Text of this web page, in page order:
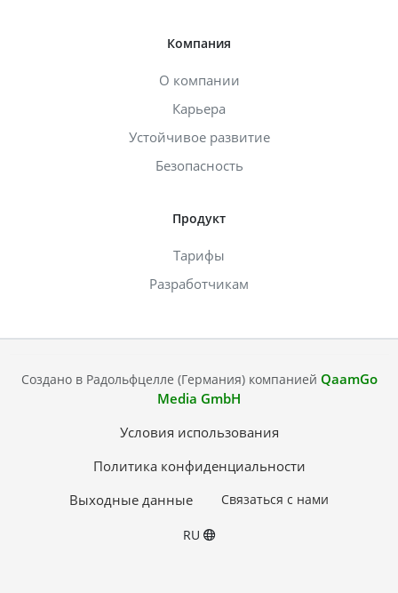
Компания
О компании
Карьера
Устойчивое развитие
Безопасность
Продукт
Тарифы
Разработчикам
Создано в Радольфцелле (Германия) компанией QaamGo
Media GmbH
Условия использования
Политика конфиденциальности
Выходные данные
Связаться с нами
RU